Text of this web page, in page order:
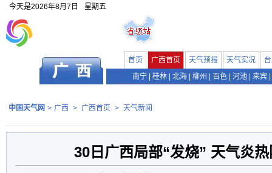
今天是2026年8月7日 星期五
首页 广西首页 天气预报 天气实况
南宁
桂林 北海 柳州 百色 河池 来宾
中国天气网 > 广西 > 广西首页 > 天气新闻
30日广西局部“发烧” 天气炎